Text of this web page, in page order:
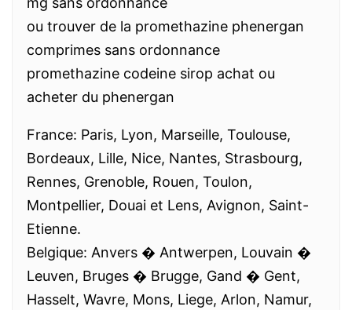
ou trouver de la promethazine phenergan
comprimes sans ordonnance
promethazine codeine sirop achat ou
acheter du phenergan
France: Paris, Lyon, Marseille, Toulouse,
Bordeaux, Lille, Nice, Nantes, Strasbourg,
Rennes, Grenoble, Rouen, Toulon,
Montpellier, Douai et Lens, Avignon, Saint-
Etienne.
Belgique: Anvers � Antwerpen, Louvain �
Leuven, Bruges � Brugge, Gand � Gent,
Hasselt, Wavre, Mons, Liege, Arlon, Namur,